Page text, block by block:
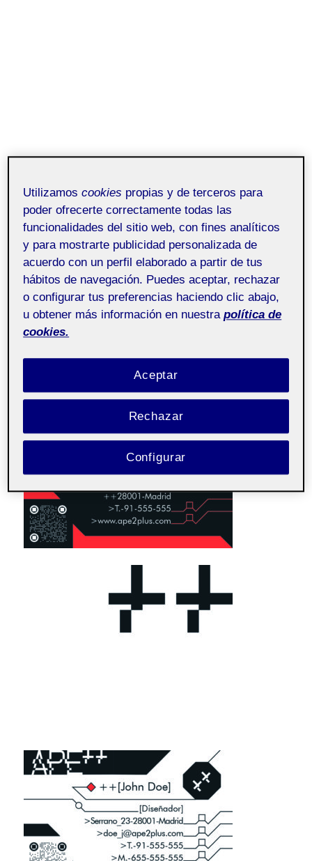
Los dos modelos de tarjeta de visita, anverso y
Utilizamoscookies propias y de terceros para
poder ofrecerte correctamente todas las
funcionalidades del sitio web, con fines analíticos
y para mostrarte publicidad personalizada de
acuerdo con un perfil elaborado a partir de tus
hábitos de navegación. Puedes aceptar, rechazar
o configurar tus preferencias haciendo clic abajo,
u obtener más información en nuestra política de
cookies.
Rechazar
Aceptar
Configurar